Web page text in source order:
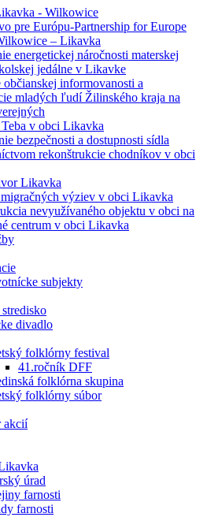
- Wilkowice
pre Európu-Partnership for Europe
– Likavka
energetickej náročnosti materskej
jedálne v Likavke
občianskej informovanosti a
mladých ľudí Žilinského kraja na
v obci Likavka
bezpečnosti a dostupnosti sídla
rekonštrukcie chodníkov v obci
Likavka
výziev v obci Likavka
nevyužívaného objektu v obci na
centrum v obci Likavka
subjekty
divadlo
folklórny festival
41.ročník DFF
folklórna skupina
folklórny súbor
akcií
úrad
farnosti
farnosti